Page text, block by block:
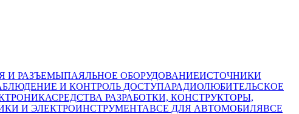
И РАЗЪЕМЫПАЯЛЬНОЕ ОБОРУДОВАНИЕИСТОЧНИКИ
И КОНТРОЛЬ ДОСТУПАРАДИОЛЮБИТЕЛЬСКОЕ
СРЕДСТВА РАЗРАБОТКИ, КОНСТРУКТОРЫ,
И ЭЛЕКТРОИНСТРУМЕНТАВСЕ ДЛЯ АВТОМОБИЛЯВСЕ